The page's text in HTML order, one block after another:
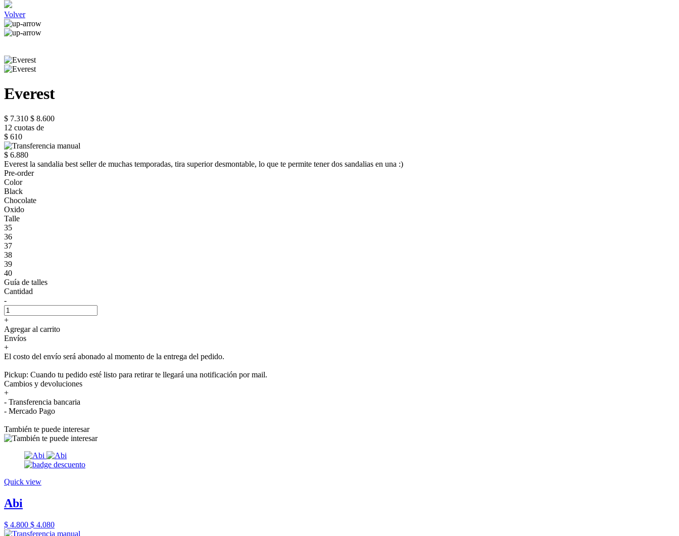
Volver
Everest
$ 7.310 $ 8.600
12 cuotas de
$ 610
$ 6.880
Everest la sandalia best seller de muchas temporadas, tira superior desmontable, lo que te permite tener dos sandalias en una :)
Pre-order
Color
Black
Chocolate
Oxido
Talle
35
36
37
38
39
40
Guía de talles
Cantidad
-
+
Agregar al carrito
Envíos
+
El costo del envío será abonado al momento de la entrega del pedido.
Pickup: Cuando tu pedido esté listo para retirar te llegará una notificación por mail.
Cambios y devoluciones
+
- Transferencia bancaria
- Mercado Pago
También te puede interesar
Quick view
Abi
$ 4.800 $ 4.080